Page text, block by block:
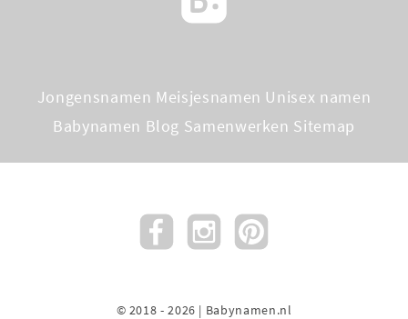
Jongensnamen Meisjesnamen Unisex namen
Babynamen Blog Samenwerken Sitemap
© 2018 - 2026 | Babynamen.nl